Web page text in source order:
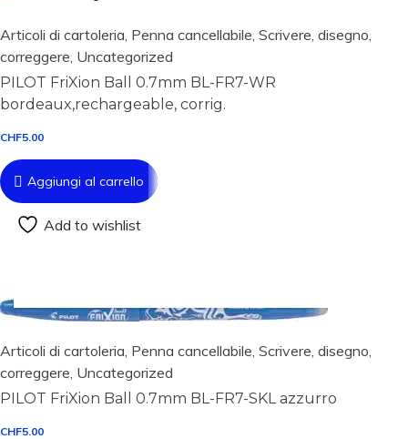
Articoli di cartoleria Penna cancellabile Scrivere, disegno,
correggere Uncategorized
PILOT FriXion Ball 0.7mm BL-FR7-WR
bordeaux,rechargeable, corrig.
CHF5.00
Aggiungi al carrello
Add to wishlist
Articoli di cartoleria Penna cancellabile Scrivere, disegno,
correggere Uncategorized
PILOT FriXion Ball 0.7mm BL-FR7-SKL azzurro
CHF5.00